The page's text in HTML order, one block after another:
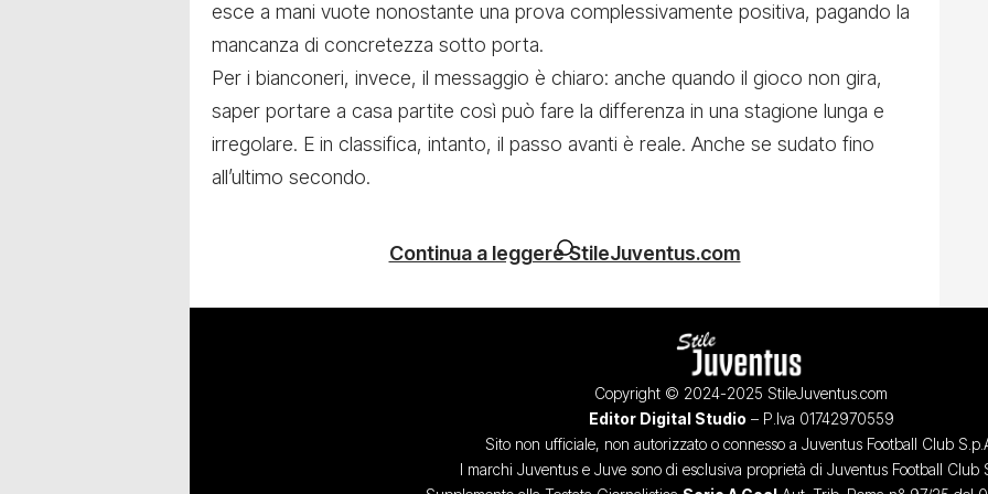
esce a mani vuote nonostante una prova complessivamente positiva, pagando la
mancanza di concretezza sotto porta.
Per i bianconeri, invece, il messaggio è chiaro: anche quando il gioco non gira,
saper portare a casa partite così può fare la differenza in una stagione lunga e
irregolare. E in classifica, intanto, il passo avanti è reale. Anche se sudato fino
all’ultimo secondo.
Continua a leggere StileJuventus.com
Copyright © 2024-2025 StileJuventus.com
Editor Digital Studio – P.Iva 01742970559
Sito non ufficiale, non autorizzato o connesso a Juventus Football Club
I marchi Juventus e Juve sono di esclusiva proprietà di Juventus Football Club